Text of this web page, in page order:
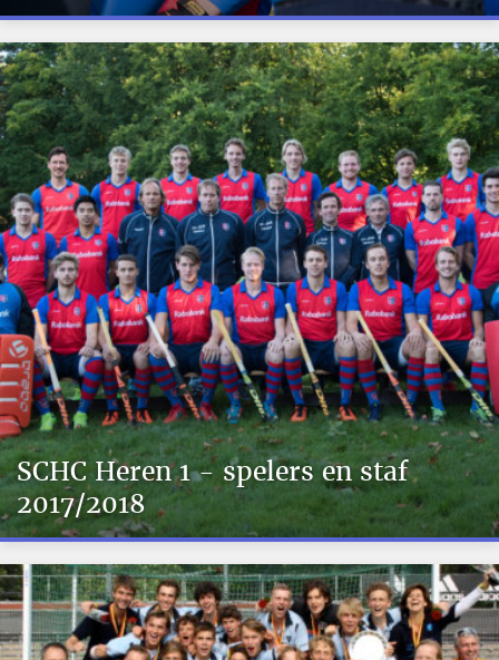
SCHC Heren 1 - spelers en staf
2017/2018